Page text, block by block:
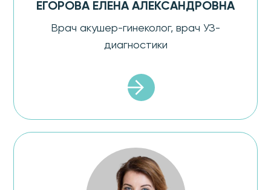
ЕГОРОВА ЕЛЕНА АЛЕКСАНДРОВНА
Врач акушер-гинеколог, врач УЗ-
диагностики